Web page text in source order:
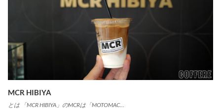
MCR HIBIYA
とは 「MCR HIBIYA」のMCRは「MOTOMAC…